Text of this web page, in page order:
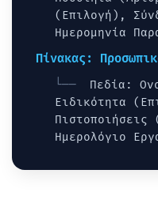
(Επιλογή),
Ημερομηνία
Πίνακας:
Πεδία:
Ειδικότητα
Ημερολόγιο